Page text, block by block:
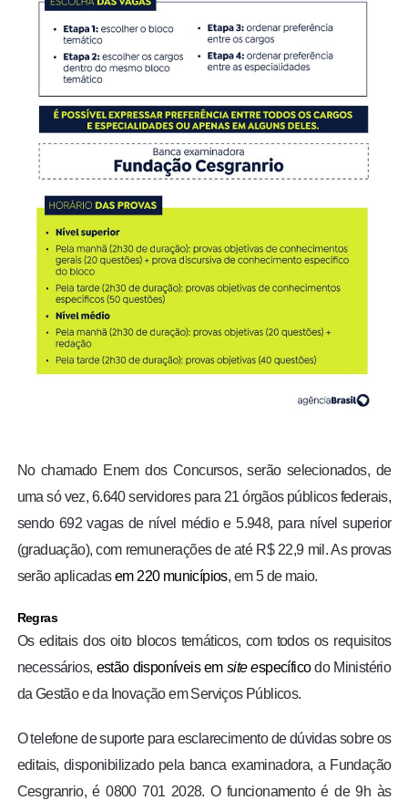
No chamado Enem dos Concursos, serão selecionados, de
uma só vez, 6.640 servidores para 21 órgãos públicos federais,
sendo 692 vagas de nível médio e 5.948, para nível superior
(graduação), com remunerações de até R$ 22,9 mil. As provas
serão aplicadasem 220 municípios, em 5 de maio.
Regras
Os editais dos oito blocos temáticos, com todos os requisitos
necessários, estão disponíveis emsite específicodo Ministério
da Gestão e da Inovação em Serviços Públicos.
O telefone de suporte para esclarecimento de dúvidas sobre os
editais, disponibilizado pela banca examinadora, a Fundação
Cesgranrio, é 0800 701 2028. O funcionamento é de 9h às